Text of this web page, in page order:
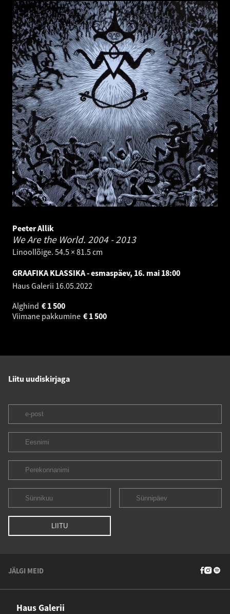
Peeter Allik
We Are the World. 2004 - 2013
Linoollõige. 54.5 × 81.5 cm
GRAAFIKA KLASSIKA - esmaspäev, 16. mai 18:00
Haus Galerii 16.05.2022
Alghind
1 500
€
Viimane pakkumine
1 500
€
Liitu uudiskirjaga
JÄLGI MEID
Haus Galerii